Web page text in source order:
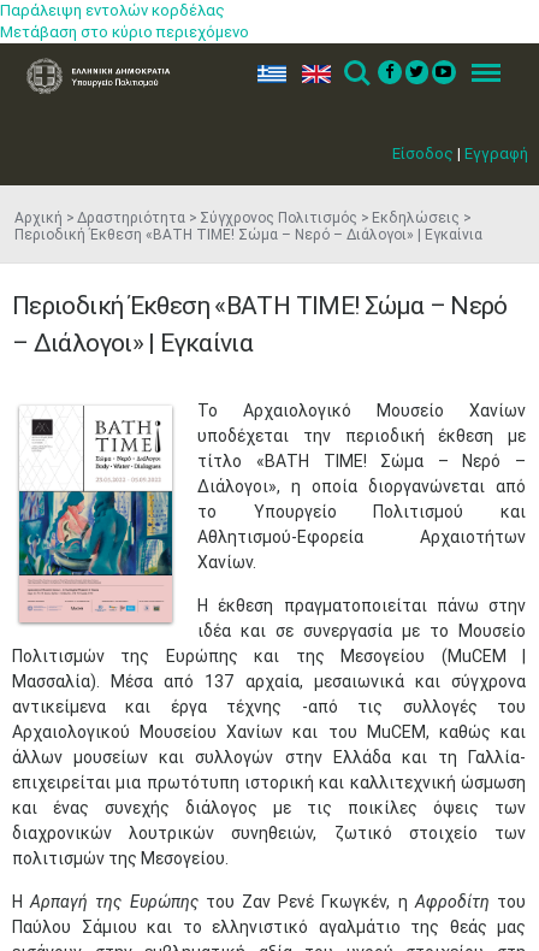
Παράλειψη εντολών κορδέλας
Μετάβαση στο κύριο περιεχόμενο
Είσοδος | Εγγραφή
ελ en Search Menu
Αρχική Δραστηριότητα Σύγχρονος Πολιτισμός
Εκδηλώσεις
Περιοδική Έκθεση «BΑΤΗ ΤΙΜΕ! Σώμα – Νερό – Διάλογοι» | Εγκαίνια
Περιοδική Έκθεση «BΑΤΗ ΤΙΜΕ! Σώμα – Νερό
– Διάλογοι» | Εγκαίνια
Το Αρχαιολογικό Μουσείο Χανίων
υποδέχεται την περιοδική έκθεση με
τίτλο «BΑΤΗ ΤΙΜΕ! Σώμα – Νερό –
Διάλογοι», η οποία διοργανώνεται από
το Υπουργείο Πολιτισμού και
Αθλητισμού-Εφορεία Αρχαιοτήτων
Χανίων.
Η έκθεση πραγματοποιείται πάνω στην
ιδέα και σε συνεργασία με το Μουσείο
Πολιτισμών της Ευρώπης και της Μεσογείου (MuCEM |
Μασσαλία). Μέσα από 137 αρχαία, μεσαιωνικά και σύγχρονα
αντικείμενα και έργα τέχνης -από τις συλλογές του
Αρχαιολογικού Μουσείου Χανίων και του MuCEM, καθώς και
άλλων μουσείων και συλλογών στην Ελλάδα και τη Γαλλία-
επιχειρείται μια πρωτότυπη ιστορική και καλλιτεχνική ώσμωση
και ένας συνεχής διάλογος με τις ποικίλες όψεις των
διαχρονικών λουτρικών συνηθειών, ζωτικό στοιχείο των
πολιτισμών της Μεσογείου.
ΗΑρπαγή της Ευρώπηςτου Ζαν Ρενέ Γκωγκέν, η Αφροδίτη του
Παύλου Σάμιου και το ελληνιστικό αγαλμάτιο της θεάς μας